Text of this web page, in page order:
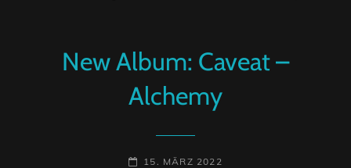
New Album: Caveat –
Alchemy
POSTED-
15. MÄRZ 2022